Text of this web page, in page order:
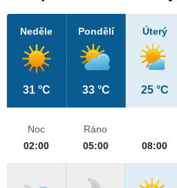
Neděle
31 °C
Pondělí
33 °C
Úterý
25 °C
Noc
02:00
Ráno
05:00
08:00